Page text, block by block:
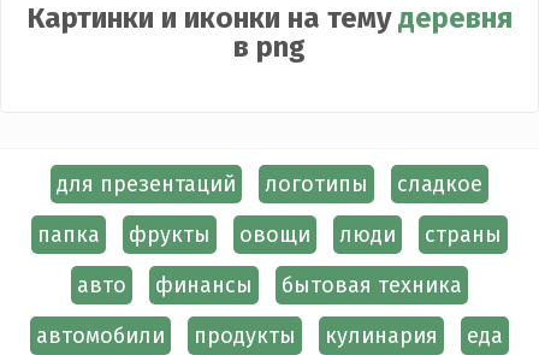
Картинки и иконки на темудеревня
в png
для презентаций логотипы
сладкое
папка
фрукты овощи люди
страны
авто
финансы
бытовая техника
автомобили
продукты кулинария
еда